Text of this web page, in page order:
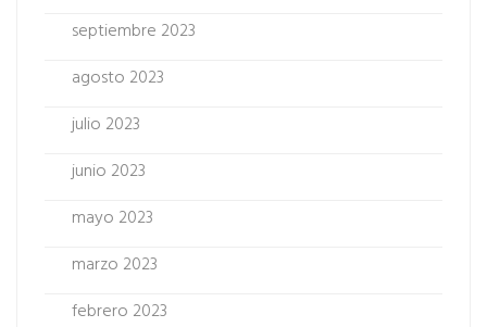
septiembre 2023
agosto 2023
julio 2023
junio 2023
mayo 2023
marzo 2023
febrero 2023